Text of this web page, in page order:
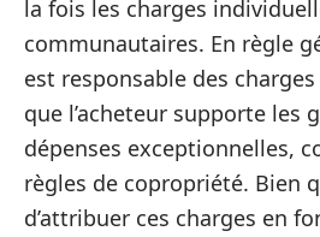
la fois les charges
communautaires. En règle
est responsable des
que l’acheteur supporte les
dépenses exceptionnelles,
règles de copropriété. Bien
d’attribuer ces charges en